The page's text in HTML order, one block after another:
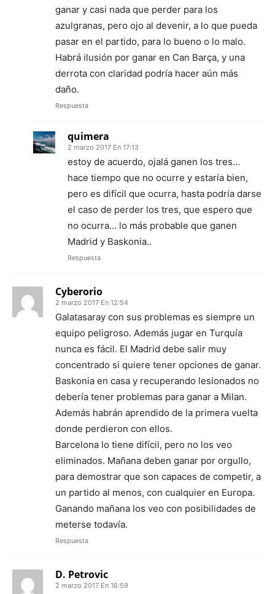
ganar y casi nada que perder para los
azulgranas, pero ojo al devenir, a lo que pueda
pasar en el partido, para lo bueno o lo malo.
Habrá ilusión por ganar en Can Barça, y una
derrota con claridad podría hacer aún más
daño.
Respuesta
quimera
2 marzo 2017 En 17:13
estoy de acuerdo, ojalá ganen los tres…
hace tiempo que no ocurre y estaría bien,
pero es difícil que ocurra, hasta podría darse
el caso de perder los tres, que espero que
no ocurra… lo más probable que ganen
Madrid y Baskonia..
Respuesta
Cyberorio
2 marzo 2017 En 12:54
Galatasaray con sus problemas es siempre un
equipo peligroso. Además jugar en Turquía
nunca es fácil. El Madrid debe salir muy
concentrado si quiere tener opciones de ganar.
Baskonia en casa y recuperando lesionados no
debería tener problemas para ganar a Milan.
Además habrán aprendido de la primera vuelta
donde perdieron con ellos.
Barcelona lo tiene difícil, pero no los veo
eliminados. Mañana deben ganar por orgullo,
para demostrar que son capaces de competir, a
un partido al menos, con cualquier en Europa.
Ganando mañana los veo con posibilidades de
meterse todavía.
Respuesta
D. Petrovic
2 marzo 2017 En 16:59